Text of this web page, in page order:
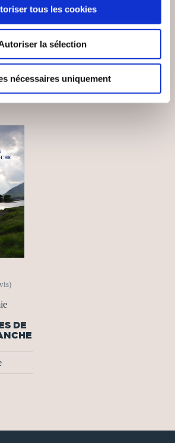
tous les cookies
la sélection
nécessaires uniquement
LE
UN AIR
Fantastique
DE